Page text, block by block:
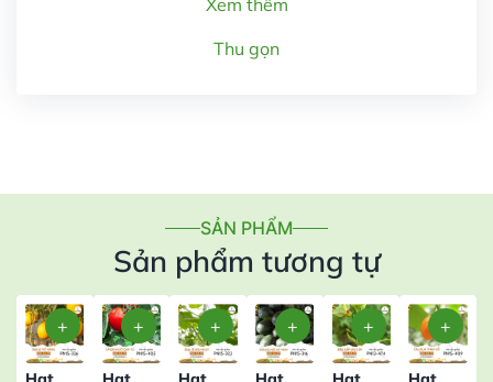
Thu gọn
SẢN PHẨM
Sản phẩm tương tự